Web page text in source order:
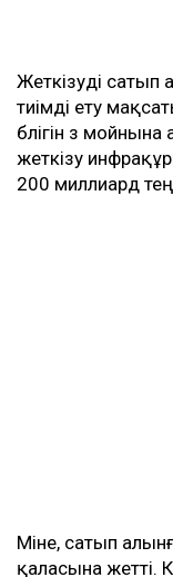
Жеткізуді
тиімді ету
бөлігін өз
жеткізу
200 миллиард
Міне, сатып
қаласына жетті.